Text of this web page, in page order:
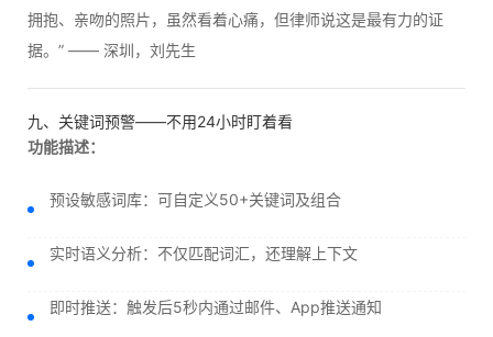
拥抱、亲吻的照片，虽然看着心痛，但律师说这是最有力的证
据。” —— 深圳，刘先生
九、关键词预警——不用24小时盯着看
功能描述：
预设敏感词库：可自定义50+关键词及组合
实时语义分析：不仅匹配词汇，还理解上下文
即时推送：触发后5秒内通过邮件、App推送通知